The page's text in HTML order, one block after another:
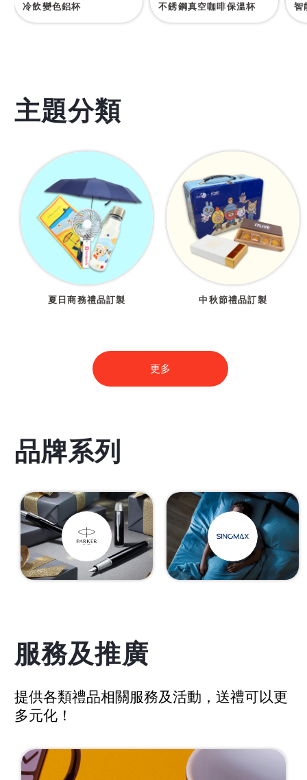
冷飲變色鋁杯 不銹鋼真空咖啡保溫杯 智
主題分類
夏日商務禮品訂製 中秋節禮品訂製
更多
品牌系列
服務及推廣
提供各類禮品相關服務及活動，送禮可以更
多元化！